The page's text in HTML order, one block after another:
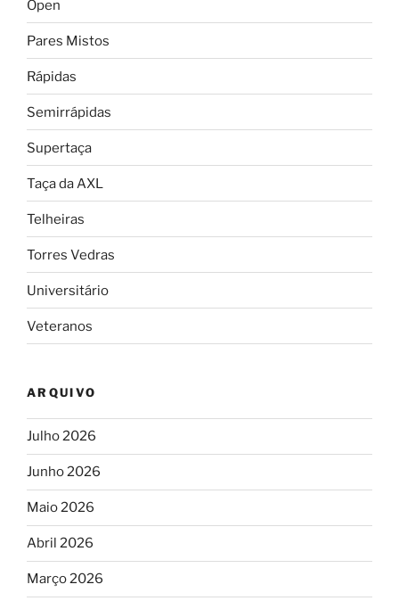
Open
Pares Mistos
Rápidas
Semirrápidas
Supertaça
Taça da AXL
Telheiras
Torres Vedras
Universitário
Veteranos
ARQUIVO
Julho 2026
Junho 2026
Maio 2026
Abril 2026
Março 2026